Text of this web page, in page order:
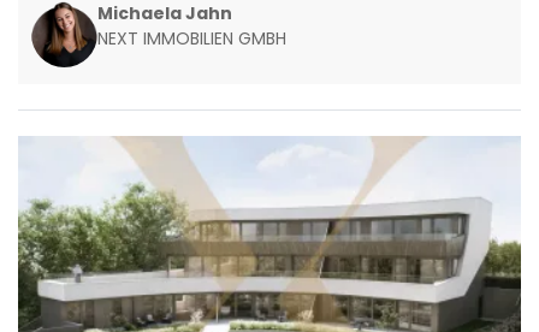
Michaela Jahn
NEXT IMMOBILIEN GMBH